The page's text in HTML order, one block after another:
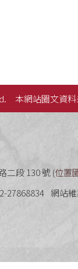
本網站圖文資
二段 130 號 (位置
27868834 網站